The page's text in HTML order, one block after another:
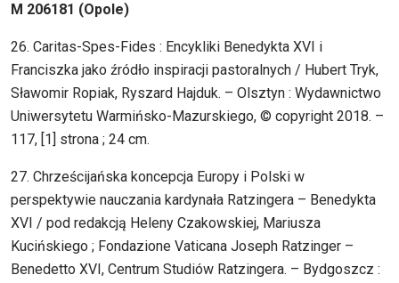
M 206181 (Opole)
26. Caritas-Spes-Fides : Encykliki Benedykta XVI i
Franciszka jako źródło inspiracji pastoralnych / Hubert Tryk,
Sławomir Ropiak, Ryszard Hajduk. – Olsztyn : Wydawnictwo
Uniwersytetu Warmińsko-Mazurskiego, © copyright 2018. –
117, [1] strona ; 24 cm.
27. Chrześcijańska koncepcja Europy i Polski w
perspektywie nauczania kardynała Ratzingera – Benedykta
XVI / pod redakcją Heleny Czakowskiej, Mariusza
Kucińskiego ; Fondazione Vaticana Joseph Ratzinger –
Benedetto XVI, Centrum Studiów Ratzingera. – Bydgoszcz :